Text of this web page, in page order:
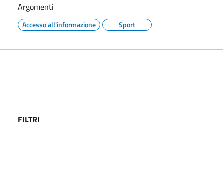
Argomenti
Accesso all'informazione Sport
FILTRI